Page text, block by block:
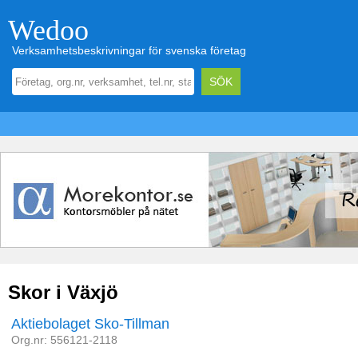
Wedoo
Verksamhetsbeskrivningar för svenska företag
Skor i Växjö
Aktiebolaget Sko-Tillman
Org.nr: 556121-2118